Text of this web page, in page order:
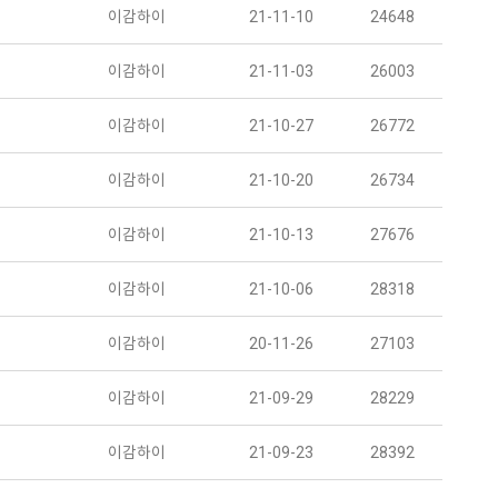
이감하이 21-11-10 24648
이감하이 21-11-03 26003
이감하이 21-10-27 26772
이감하이 21-10-20 26734
이감하이 21-10-13 27676
이감하이 21-10-06 28318
이감하이 20-11-26 27103
이감하이 21-09-29 28229
이감하이 21-09-23 28392